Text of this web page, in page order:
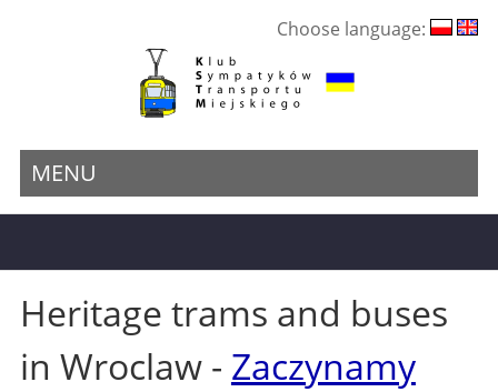
Choose language:
MENU
Heritage trams and buses
in Wroclaw - Zaczynamy